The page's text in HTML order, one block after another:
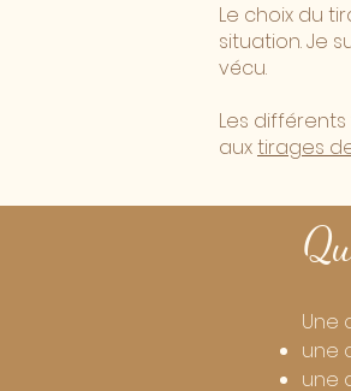
Le choix du
situation. Je
vécu.
Les
auxtirages
Une
une
une